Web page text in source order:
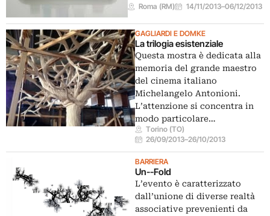
Roma (RM) 14/11/2013–06/12/2013
GAGLIARDI E DOMKE
La trilogia esistenziale
Questa mostra è dedicata alla
memoria del grande maestro
del cinema italiano
Michelangelo Antonioni.
L’attenzione si concentra in
modo particolare…
Torino (TO)
26/09/2013–26/10/2013
BARRIERA
Un--Fold
L’evento è caratterizzato
dall’unione di diverse realtà
associative prevenienti da